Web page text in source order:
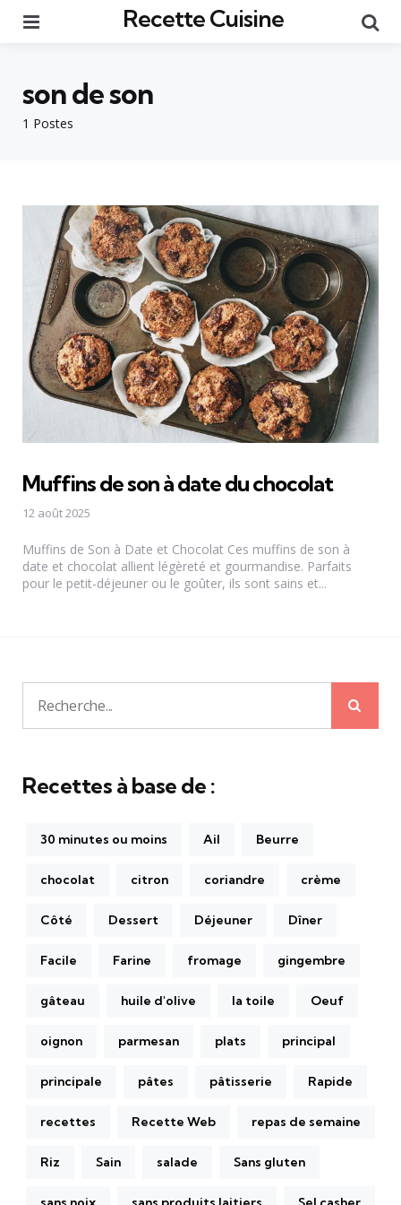
Recette Cuisine
1 Postes
son de son
Muffins de son à date du chocolat
12 août 2025
Muffins de Son à Date et Chocolat Ces muffins de son à
date et chocolat allient légèreté et gourmandise. Parfaits
pour le petit-déjeuner ou le goûter, ils sont sains et...
Recherche
pour:
Recettes à base de :
30 minutes ou moins Ail Beurre
chocolat citron coriandre crème
Côté Dessert Déjeuner Dîner
Facile Farine fromage gingembre
gâteau huile d'olive la toile Oeuf
oignon parmesan plats principal
principale pâtes pâtisserie Rapide
recettes Recette Web repas de semaine
Riz Sain salade Sans gluten